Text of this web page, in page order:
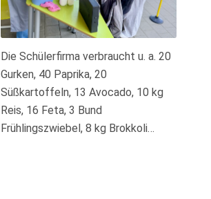
Die Schülerfirma verbraucht u. a. 20
Gurken, 40 Paprika, 20
Süßkartoffeln, 13 Avocado, 10 kg
Reis, 16 Feta, 3 Bund
Frühlingszwiebel, 8 kg Brokkoli…